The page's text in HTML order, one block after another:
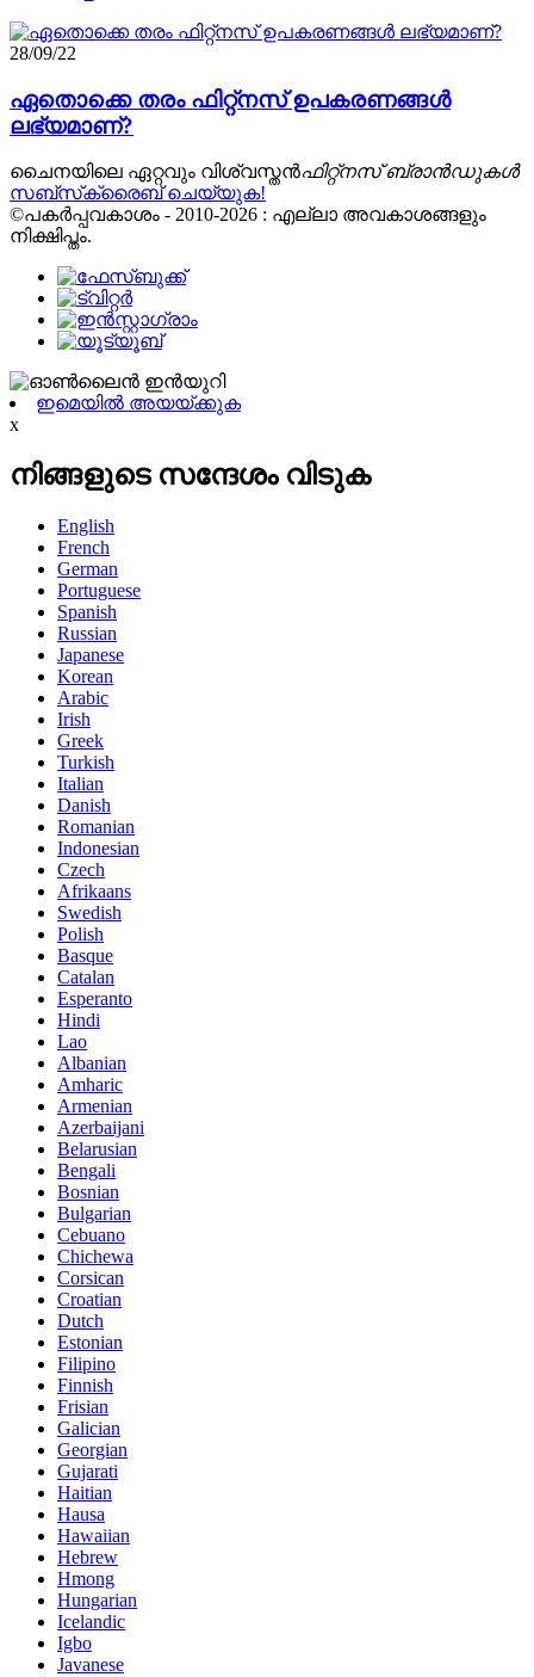
28/09/22
ഏതൊക്കെ തരം ഫിറ്റ്നസ് ഉപകരണങ്ങൾ
ലഭ്യമാണ്?
ചൈനയിലെ ഏറ്റവും വിശ്വസ്തൻഫിറ്റ്നസ് ബ്രാൻഡുകൾ
സബ്‌സ്‌ക്രൈബ് ചെയ്യുക!
©പകർപ്പവകാശം - 2010-2026 : എല്ലാ അവകാശങ്ങളും
നിക്ഷിപ്തം.
ഇമെയിൽ അയയ്ക്കുക
x
നിങ്ങളുടെ സന്ദേശം വിടുക
English
French
German
Portuguese
Spanish
Russian
Japanese
Korean
Arabic
Irish
Greek
Turkish
Italian
Danish
Romanian
Indonesian
Czech
Afrikaans
Swedish
Polish
Basque
Catalan
Esperanto
Hindi
Lao
Albanian
Amharic
Armenian
Azerbaijani
Belarusian
Bengali
Bosnian
Bulgarian
Cebuano
Chichewa
Corsican
Croatian
Dutch
Estonian
Filipino
Finnish
Frisian
Galician
Georgian
Gujarati
Haitian
Hausa
Hawaiian
Hebrew
Hmong
Hungarian
Icelandic
Igbo
Javanese